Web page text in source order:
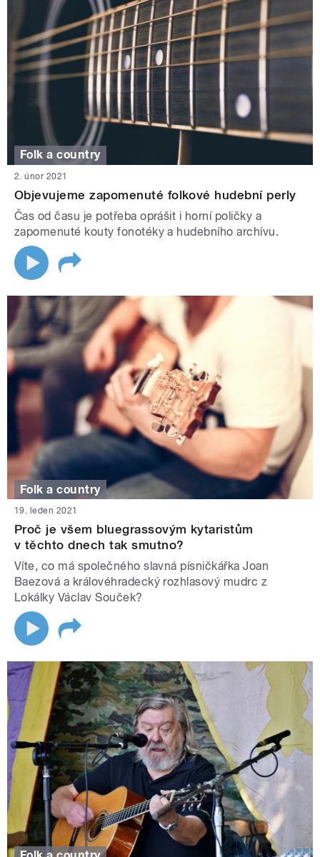
Folk a country
2. únor 2021
Objevujeme zapomenuté folkové hudební perly
Čas od času je potřeba oprášit i horní poličky a
zapomenuté kouty fonotéky a hudebního archívu.
Folk a country
19. leden 2021
Proč je všem bluegrassovým kytaristům
v těchto dnech tak smutno?
Víte, co má společného slavná písničkářka Joan
Baezová a královéhradecký rozhlasový mudrc z
Lokálky Václav Souček?